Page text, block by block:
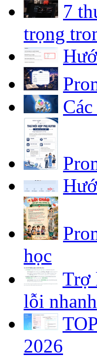
7
trọng
học
Trợ
lỗi nhanh
2026